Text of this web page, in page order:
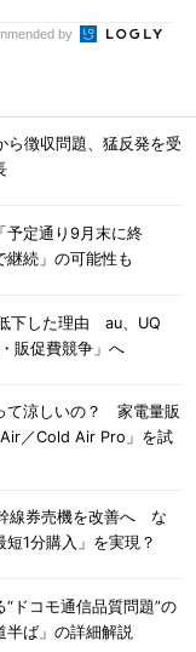
by
ら徴収問題、猛反発を受
予定通り9月末に終
続」の可能性も
下した理由 au、UQ
販促費競争」へ
て涼しいの？ 家電量販
／Cold Air Pro」を試
線券売機を改善へ な
1分購入」を実現？
ドコモ通信品質問題”の
ば」の詳細解説